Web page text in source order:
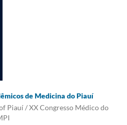
de Medicina do Piauí
Piauí / XX Congresso Médico do